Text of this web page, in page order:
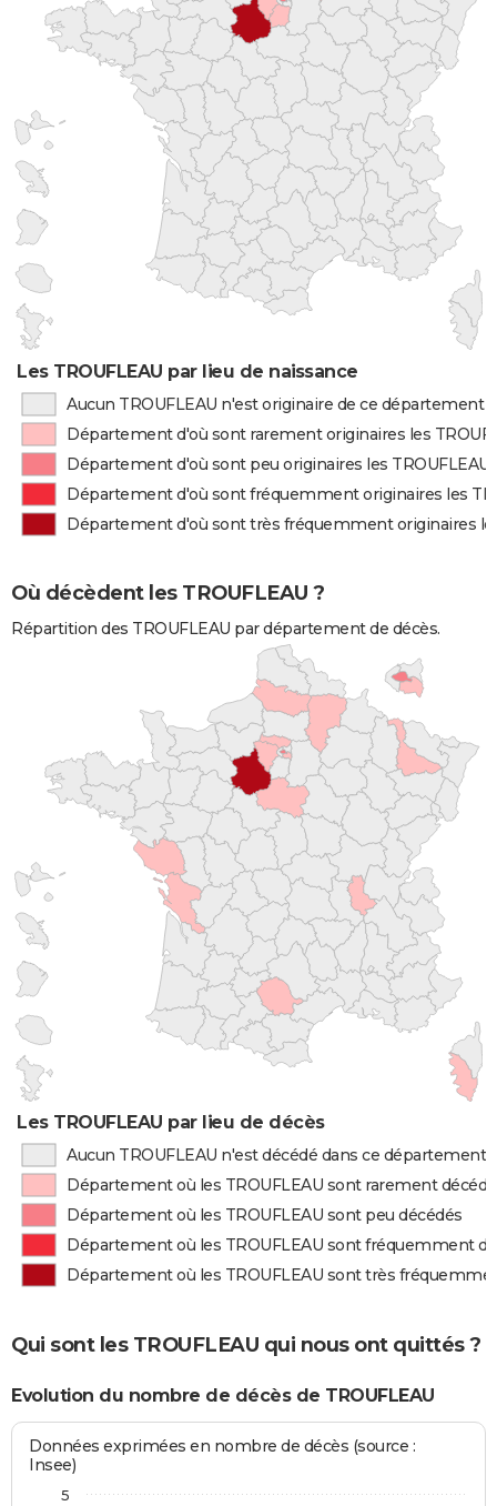
Les TROUFLEAU par lieu de naissance
Aucun TROUFLEAU n'est originaire de ce département
Département d'où sont rarement originaires les
Département d'où sont peu originaires les TROUFLEAU
Département d'où sont fréquemment originaires les
Département d'où sont très fréquemment originaires
Où décèdent les TROUFLEAU ?
Répartition des TROUFLEAU par département de décès.
Les TROUFLEAU par lieu de décès
Aucun TROUFLEAU n'est décédé dans ce département
Département où les TROUFLEAU sont rarement
Département où les TROUFLEAU sont peu décédés
Département où les TROUFLEAU sont fréquemment
Département où les TROUFLEAU sont très
Qui sont les TROUFLEAU qui nous ont quittés ?
Evolution du nombre de décès de TROUFLEAU
Données exprimées en nombre de décès (source :
Insee)
5